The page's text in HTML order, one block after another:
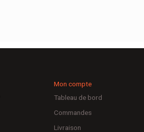
Mon compte
Tableau de bord
Commandes
Livraison